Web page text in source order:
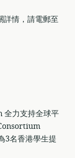
詳情，請電郵至
力支持全球平
名香港學生提